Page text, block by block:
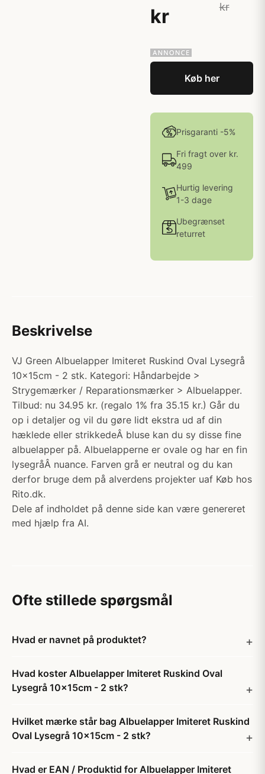
kr
kr
Køb her
Prisgaranti -5%
Fri fragt over kr.
499
Hurtig levering
1-3 dage
Ubegrænset
returret
Beskrivelse
VJ Green Albuelapper Imiteret Ruskind Oval Lysegrå
10x15cm - 2 stk. Kategori: Håndarbejde >
Strygemærker / Reparationsmærker > Albuelapper.
Tilbud: nu 34.95 kr. (regalo 1% fra 35.15 kr.) Går du
op i detaljer og vil du gøre lidt ekstra ud af din
hæklede eller strikkedeÂ bluse kan du sy disse fine
albuelapper på. Albuelapperne er ovale og har en fin
lysegråÂ nuance. Farven grå er neutral og du kan
derfor bruge dem på alverdens projekter uaf Køb hos
Rito.dk.
Dele af indholdet på denne side kan være genereret
med hjælp fra AI.
Ofte stillede spørgsmål
Hvad er navnet på produktet?
Hvad koster Albuelapper Imiteret Ruskind Oval
Lysegrå 10x15cm - 2 stk?
Hvilket mærke står bag Albuelapper Imiteret Ruskind
Oval Lysegrå 10x15cm - 2 stk?
Hvad er EAN / Produktid for Albuelapper Imiteret